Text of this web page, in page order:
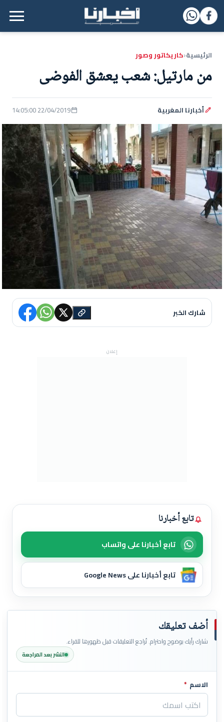
القائمة الرئيسية
الرئيسية‹كاريكاتور وصور
من مارتيل: شعب يعشق الفوضى
أخبارنا المغربية 22/04/2019 14:05:00
شارك الخبر
إعلان
تابع أخبارنا
تابع أخبارنا على واتساب
تابع أخبارنا على Google News
أضف تعليقك
شارك رأيك بوضوح واحترام. تُراجع التعليقات قبل ظهورها للقراء.
النشر بعد المراجعة
اترك هذا الحقل فارغاً
الاسم *